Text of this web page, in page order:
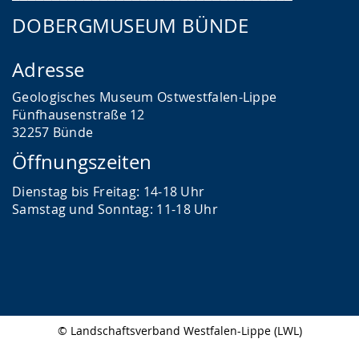
DOBERGMUSEUM BÜNDE
Adresse
Geologisches Museum Ostwestfalen-Lippe
Fünfhausenstraße 12
32257 Bünde
Öffnungszeiten
Dienstag bis Freitag: 14-18 Uhr
Samstag und Sonntag: 11-18 Uhr
© Landschaftsverband Westfalen-Lippe (LWL)